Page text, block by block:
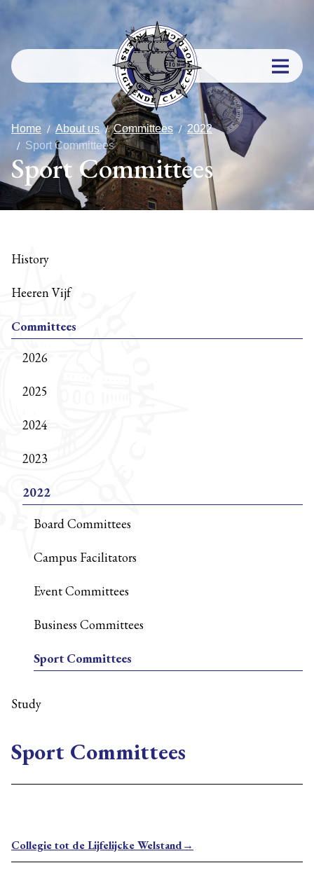
Home About us Committees
2022
Sport Committees
Sport Committees
History
Heeren Vijf
Committees
2026
2025
2024
2023
2022
Board Committees
Campus Facilitators
Event Committees
Business Committees
Sport Committees
Study
Sport Committees
Collegie tot de Lijfelijcke Welstand→